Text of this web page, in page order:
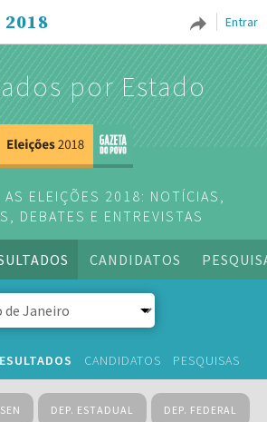
Entrar
por Estado
AS ELEIÇÕES 2018: NOTÍCIAS,
DEBATES E ENTREVISTAS
CANDIDATOS
CANDIDATOS PESQUISAS
SEN DEP. ESTADUAL DEP. FEDERAL